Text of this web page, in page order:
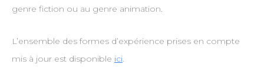
genre fiction ou au genre animation.
L’ensemble des formes d’expérience prises en compte
mis à jour est disponible ici.